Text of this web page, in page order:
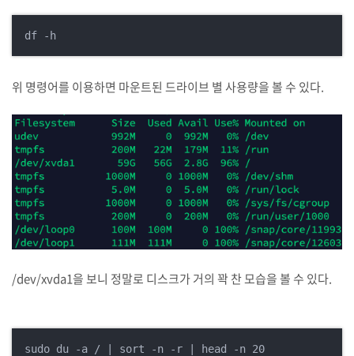
df -h
위 명령어를 이용하면 마운트된 드라이브 별 사용량을 볼 수 있다.
/dev/xvda1을 보니 정말로 디스크가 거의 꽉 찬 모습을 볼 수 있다.
sudo du -a / | sort -n -r | head -n 20